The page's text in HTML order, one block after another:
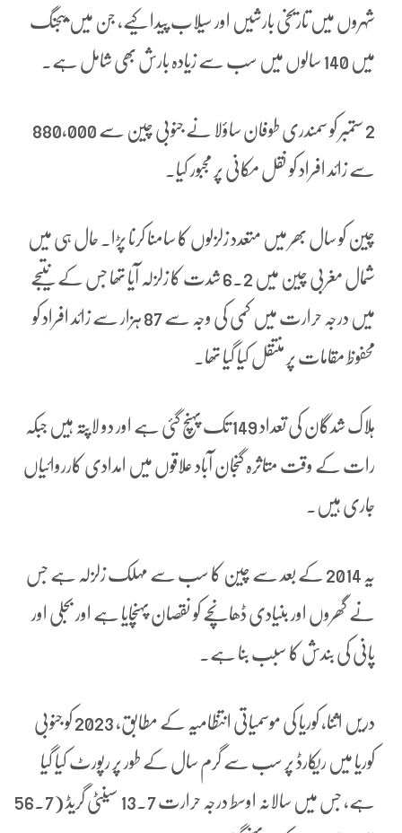
شہروں میں تاریخی بارشیں اور سیلاب پیدا کیے، جن میں بیجنگ
میں 140 سالوں میں سب سے زیادہ بارش بھی شامل ہے۔
2 ستمبر کو سمندری طوفان ساؤلا نے جنوبی چین سے 880,000
سے زائد افراد کو نقل مکانی پر مجبور کیا۔
چین کو سال بھر میں متعدد زلزلوں کا سامنا کرنا پڑا۔ حال ہی میں
شمال مغربی چین میں 6.2 شدت کا زلزلہ آیا تھا جس کے نتیجے
میں درجہ حرارت میں کمی کی وجہ سے 87 ہزار سے زائد افراد کو
محفوظ مقامات پر منتقل کیا گیا تھا۔
ہلاک شدگان کی تعداد 149 تک پہنچ گئی ہے اور دو لاپتہ ہیں جبکہ
رات کے وقت متاثرہ گنجان آباد علاقوں میں امدادی کارروائیاں
جاری ہیں۔
یہ 2014 کے بعد سے چین کا سب سے مہلک زلزلہ ہے جس
نے گھروں اور بنیادی ڈھانچے کو نقصان پہنچایا ہے اور بجلی اور
پانی کی بندش کا سبب بنا ہے۔
دریں اثنا، کوریا کی موسمیاتی انتظامیہ کے مطابق، 2023 کو جنوبی
کوریا میں ریکارڈ پر سب سے گرم سال کے طور پر رپورٹ کیا گیا
ہے، جس میں سالانہ اوسط درجہ حرارت 13.7 سینٹی گریڈ (56.7